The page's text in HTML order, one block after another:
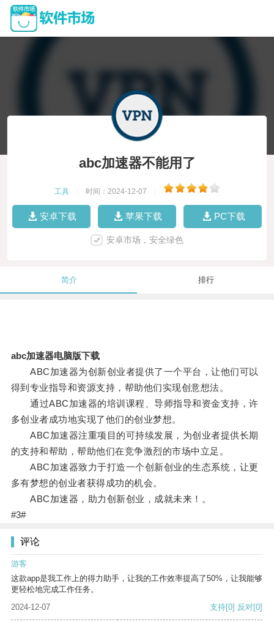
abc加速器不能用了
工具 时间：2024-12-07
安卓下载 苹果下载 PC下载
安卓市场，安全绿色
简介 排行
abc加速器电脑版下载
ABC加速器为创新创业者提供了一个平台，让他们可以
得到专业指导和资源支持，帮助他们实现创意想法。
通过ABC加速器的培训课程、导师指导和资金支持，许
多创业者成功地实现了他们的创业梦想。
ABC加速器注重项目的可持续发展，为创业者提供长期
的支持和帮助，帮助他们在竞争激烈的市场中立足。
ABC加速器致力于打造一个创新创业的生态系统，让更
多有梦想的创业者获得成功的机会。
ABC加速器，助力创新创业，成就未来！。
#3#
评论
游客
这款app是我工作上的得力助手，让我的工作效率提高了50%，让我能够
更轻松地完成工作任务。
2024-12-07
支持[0] 反对[0]